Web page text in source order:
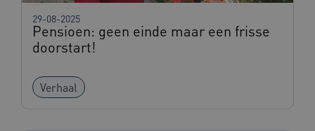
Pensioen: geen einde maar een frisse
doorstart!
29-08-2025
Verhaal__Secure-ROLLOUT_TOKEN